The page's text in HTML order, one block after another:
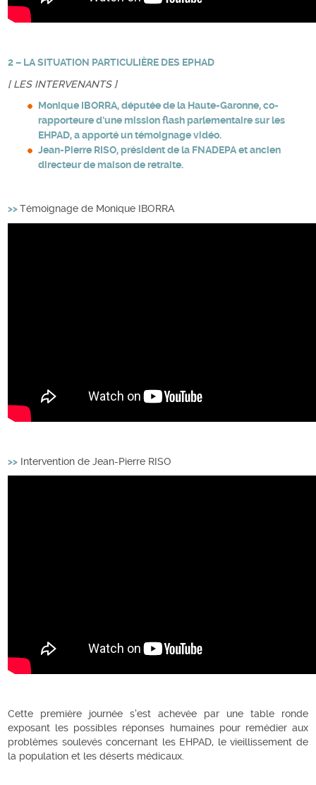
2 – LA SITUATION PARTICULIÈRE DES EPHAD
[ LES INTERVENANTS ]
Monique IBORRA, députée de la Haute-Garonne, co-
rapporteure d’une mission flash parlementaire sur les
EHPAD, a apporté un témoignage vidéo.
Jean-Pierre RISO, président de la FNADEPA et ancien
directeur de maison de retraite.
>>Témoignage de Monique IBORRA
>> Intervention de Jean-Pierre RISO
Cette première journée s’est achevée par une table ronde
exposant les possibles réponses humaines pour remédier aux
problèmes soulevés concernant les EHPAD, le vieillissement de
la population et les déserts médicaux.